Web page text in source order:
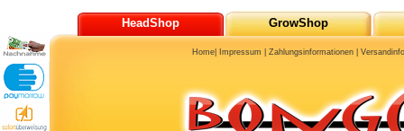
HeadShop GrowShop
Home Impressum |Zahlungsinformationen |